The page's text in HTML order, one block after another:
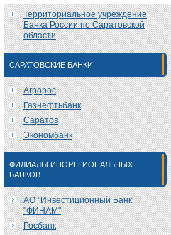
Территориальное учреждение
Банка России по Саратовской
области
САРАТОВСКИЕ БАНКИ
Агророс
Газнефтьбанк
Саратов
Экономбанк
ФИЛИАЛЫ ИНОРЕГИОНАЛЬНЫХ
БАНКОВ
АО "Инвестиционный Банк
"ФИНАМ"
Росбанк